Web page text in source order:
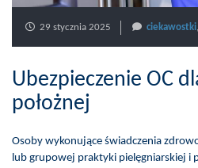
29 stycznia 2025 ciekawostki,
Ubezpieczenie OC
położnej
Osoby wykonujące świadczenia
lub grupowej praktyki pielęgniarskiej i